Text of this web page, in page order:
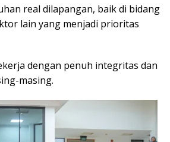
real dilapangan, baik di bidang
lain yang menjadi prioritas
dengan penuh integritas dan
masing.